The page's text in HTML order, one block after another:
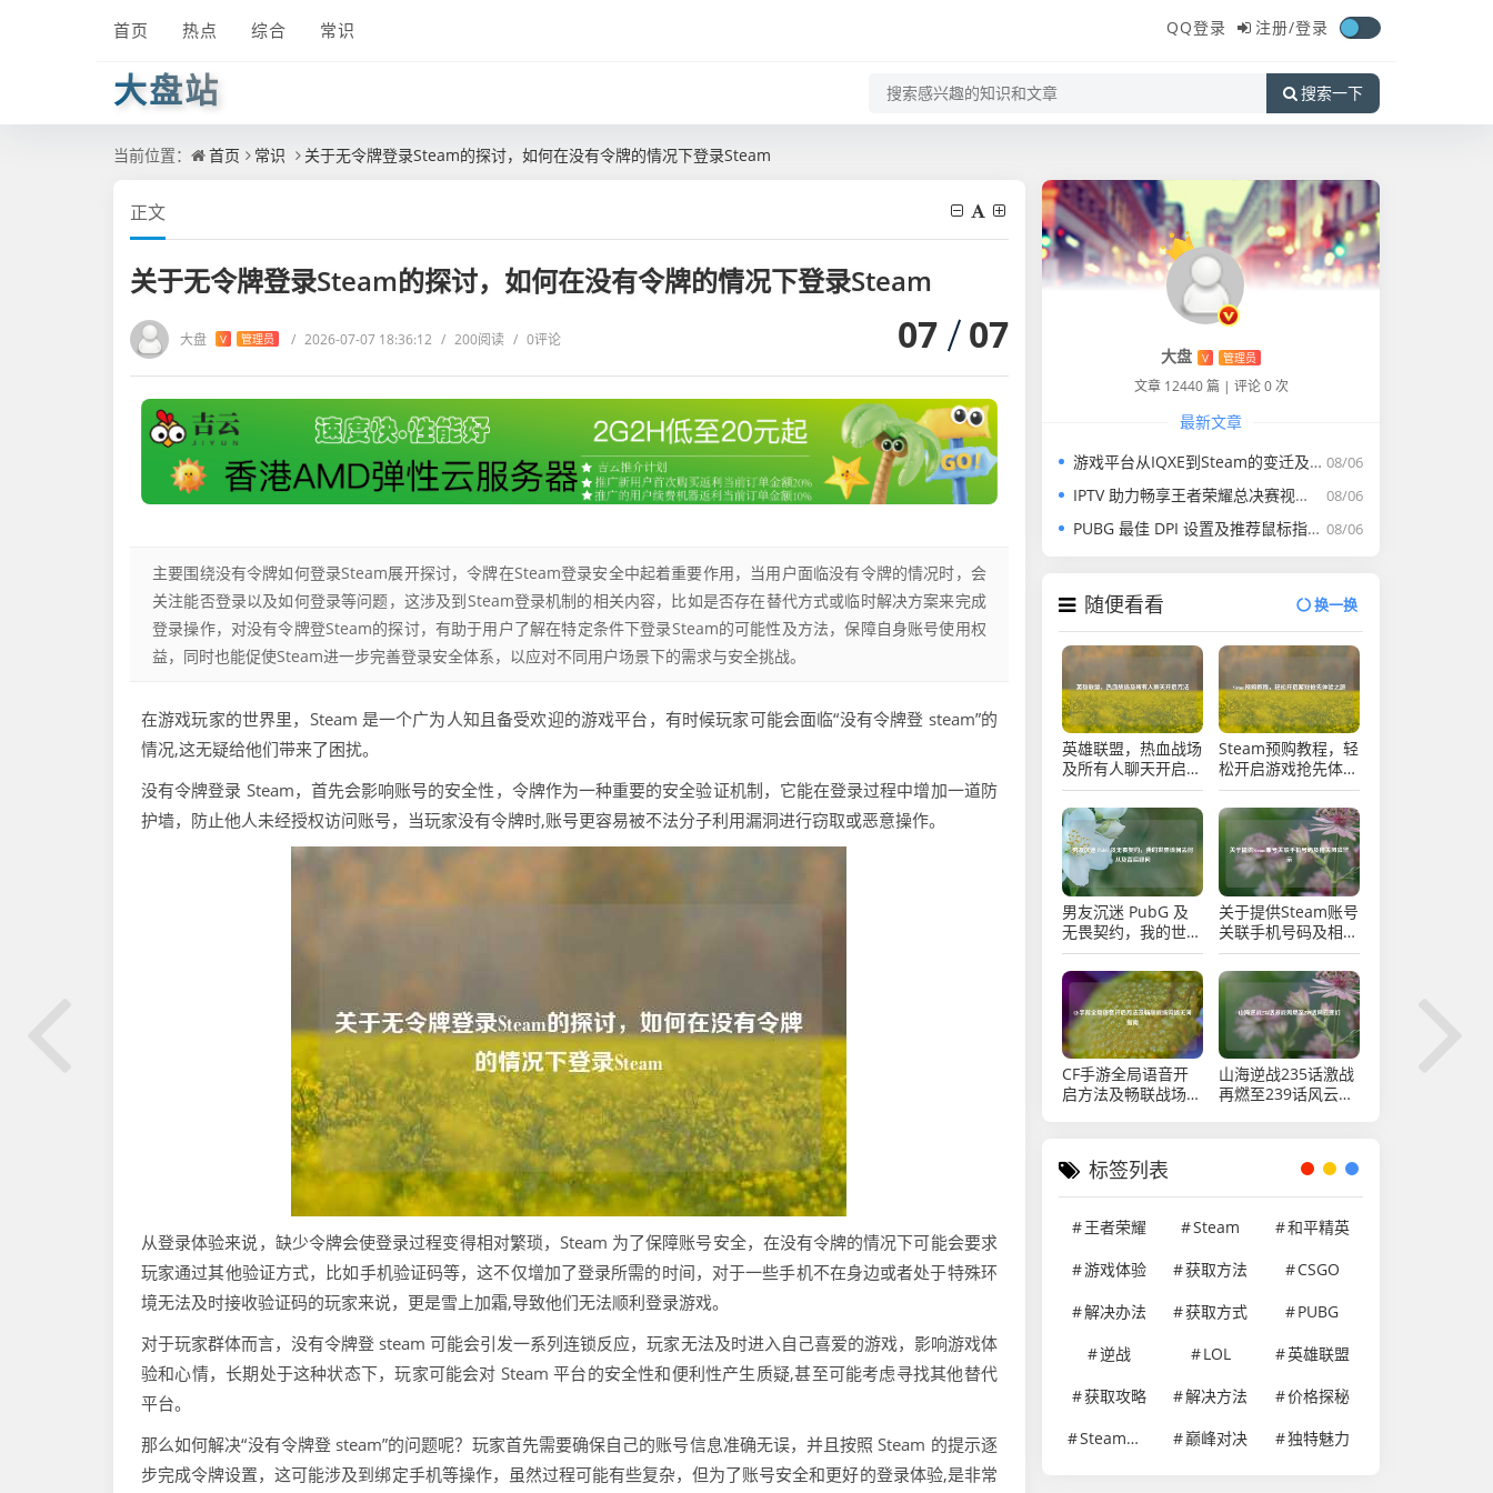
首页 热点 综合 常识 QQ登录 注册/登录
大盘站 搜索一下
当前位置： 首页 常识 关于无令牌登录Steam的探讨，如何在没有令牌的情况下登录Steam
正文
关于无令牌登录Steam的探讨，如何在没有令牌的情况下登录Steam
大盘 V 管理员 / 2026-07-07 18:36:12 / 200阅读 / 0评论 07 07
主要围绕没有令牌如何登录Steam展开探讨，令牌在Steam登录安全中起着重要作用，当用户面临没有令牌的情况时，会
关注能否登录以及如何登录等问题，这涉及到Steam登录机制的相关内容，比如是否存在替代方式或临时解决方案来完成
登录操作，对没有令牌登Steam的探讨，有助于用户了解在特定条件下登录Steam的可能性及方法，保障自身账号使用权
益，同时也能促使Steam进一步完善登录安全体系，以应对不同用户场景下的需求与安全挑战。
在游戏玩家的世界里，Steam 是一个广为人知且备受欢迎的游戏平台，有时候玩家可能会面临“没有令牌登 steam”的
情况,这无疑给他们带来了困扰。
没有令牌登录 Steam，首先会影响账号的安全性，令牌作为一种重要的安全验证机制，它能在登录过程中增加一道防
护墙，防止他人未经授权访问账号，当玩家没有令牌时,账号更容易被不法分子利用漏洞进行窃取或恶意操作。
从登录体验来说，缺少令牌会使登录过程变得相对繁琐，Steam 为了保障账号安全，在没有令牌的情况下可能会要求
玩家通过其他验证方式，比如手机验证码等，这不仅增加了登录所需的时间，对于一些手机不在身边或者处于特殊环
境无法及时接收验证码的玩家来说，更是雪上加霜,导致他们无法顺利登录游戏。
对于玩家群体而言，没有令牌登 steam 可能会引发一系列连锁反应，玩家无法及时进入自己喜爱的游戏，影响游戏体
验和心情，长期处于这种状态下，玩家可能会对 Steam 平台的安全性和便利性产生质疑,甚至可能考虑寻找其他替代
平台。
那么如何解决“没有令牌登 steam”的问题呢？玩家首先需要确保自己的账号信息准确无误，并且按照 Steam 的提示逐
步完成令牌设置，这可能涉及到绑定手机等操作，虽然过程可能有些复杂，但为了账号安全和更好的登录体验,是非常
大盘 V 管理员
文章 12440 篇 | 评论 0 次
最新文章
08/06
游戏平台从IQXE到Steam的变迁及体验
08/06
IPTV 助力畅享王者荣耀总决赛视频完整版盛宴
08/06
PUBG 最佳 DPI 设置及推荐鼠标指南
随便看看 换一换
英雄联盟，热血战场
及所有人聊天开启方
法
Steam预购教程，轻
松开启游戏抢先体验
之旅
男友沉迷 PubG 及
无畏契约，我的世界
该何去何从及背后疑
问
关于提供Steam账号
关联手机号码及相关
风险警示
CF手游全局语音开
启方法及畅联战场沟
山海逆战235话激战
再燃至239话风云变
标签列表
王者荣耀 Steam
和平精英
游戏体验
获取方法
CSGO
解决办法
获取方式
PUBG
逆战
LOL
英雄联盟
获取攻略
解决方法
价格探秘
Steam游戏
巅峰对决 独特魅力